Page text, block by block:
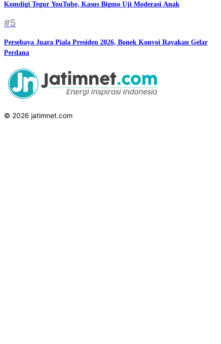
Komdigi Tegur YouTube, Kasus Bigmo Uji Moderasi Anak
#5
Persebaya Juara Piala Presiden 2026, Bonek Konvoi Rayakan Gelar
Perdana
© 2026 jatimnet.com